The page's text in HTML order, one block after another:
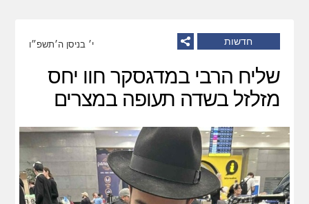
חדשות י׳ בניסן ה׳תשפ״ו
שליח הרבי במדגסקר חוו יחס
מזלזל בשדה תעופה במצרים